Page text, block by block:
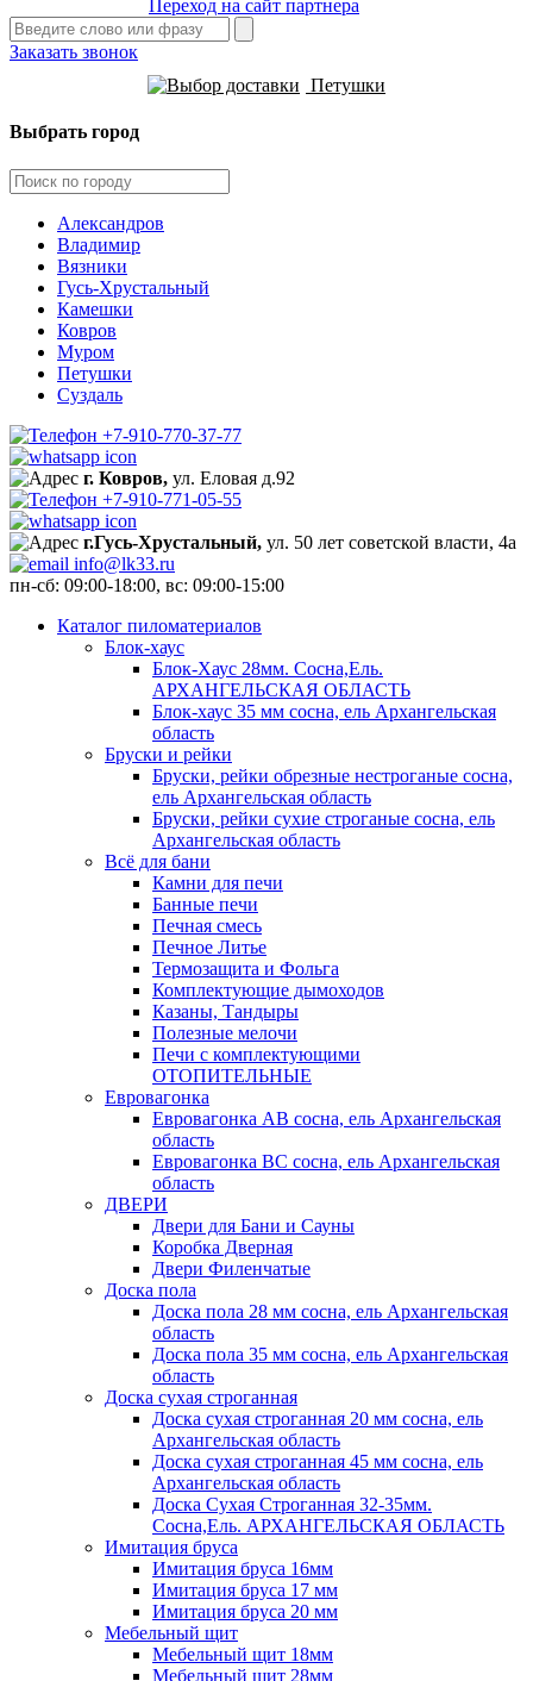
Переход на сайт партнера
Заказать звонок
Петушки
Выбрать город
Александров
Владимир
Вязники
Гусь-Хрустальный
Камешки
Ковров
Муром
Петушки
Суздаль
+7-910-770-37-77
г. Ковров, ул. Еловая д.92
+7-910-771-05-55
г.Гусь-Хрустальный, ул. 50 лет советской власти, 4а
info@lk33.ru
пн-сб: 09:00-18:00, вс: 09:00-15:00
Каталог пиломатериалов
Блок-хаус
Блок-Хаус 28мм. Сосна,Ель.
АРХАНГЕЛЬСКАЯ ОБЛАСТЬ
Блок-хаус 35 мм сосна, ель Архангельская
область
Бруски и рейки
Бруски, рейки обрезные нестроганые сосна,
ель Архангельская область
Бруски, рейки сухие строганые сосна, ель
Архангельская область
Всё для бани
Камни для печи
Банные печи
Печная смесь
Печное Литье
Термозащита и Фольга
Комплектующие дымоходов
Казаны, Тандыры
Полезные мелочи
Печи с комплектующими
ОТОПИТЕЛЬНЫЕ
Евровагонка
Евровагонка АВ сосна, ель Архангельская
область
Евровагонка ВС сосна, ель Архангельская
область
ДВЕРИ
Двери для Бани и Сауны
Коробка Дверная
Двери Филенчатые
Доска пола
Доска пола 28 мм сосна, ель Архангельская
область
Доска пола 35 мм сосна, ель Архангельская
область
Доска сухая строганная
Доска сухая строганная 20 мм сосна, ель
Архангельская область
Доска сухая строганная 45 мм сосна, ель
Архангельская область
Доска Сухая Строганная 32-35мм.
Сосна,Ель. АРХАНГЕЛЬСКАЯ ОБЛАСТЬ
Имитация бруса
Имитация бруса 16мм
Имитация бруса 17 мм
Имитация бруса 20 мм
Мебельный щит
Мебельный щит 18мм
Мебельный щит 28мм